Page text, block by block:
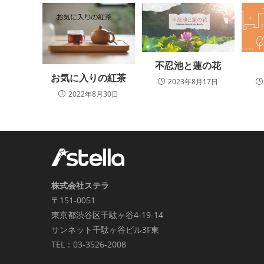
お気に入りの紅茶
2022年8月30日
不忍池と蓮の花
2023年8月17日
株式会社ステラ
〒151-0051
東京都渋谷区千駄ヶ谷4-19-14
サンネット千駄ヶ谷ビル3F東
TEL：03-3526-2008